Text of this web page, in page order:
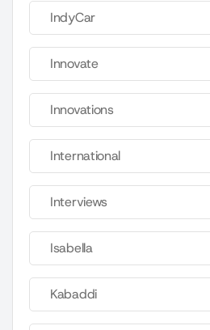
IndyCar
Innovate
Innovations
International
Interviews
Isabella
Kabaddi